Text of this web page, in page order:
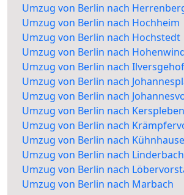
Umzug von Berlin nach
Umzug von Berlin nach Hochheim
Umzug von Berlin nach Hochstedt
Umzug von Berlin nach
Umzug von Berlin nach
Umzug von Berlin nach
Umzug von Berlin nach
Umzug von Berlin nach Kerspleben
Umzug von Berlin nach
Umzug von Berlin nach
Umzug von Berlin nach Linderbach
Umzug von Berlin nach
Umzug von Berlin nach Marbach